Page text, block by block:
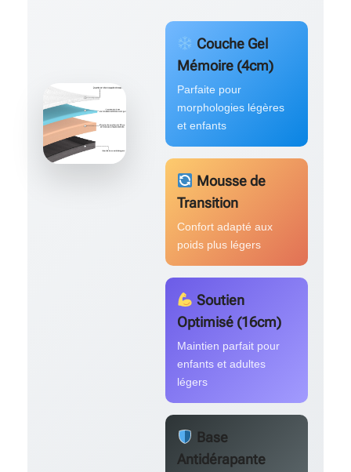
Couche Gel
Mémoire (4cm)
Parfaite pour
morphologies légères
et enfants
Mousse de
Transition
Confort adapté aux
poids plus légers
Soutien
Optimisé (16cm)
Maintien parfait pour
enfants et adultes
légers
Base
Antidérapante